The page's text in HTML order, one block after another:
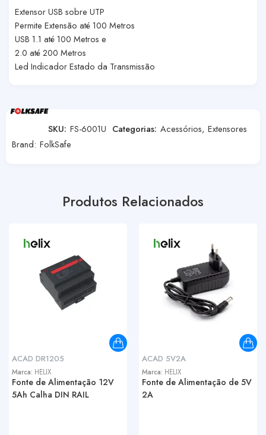
Extensor USB sobre UTP
Permite Extensão até 100 Metros
USB 1.1 até 100 Metros e
2.0 até 200 Metros
Led Indicador Estado da Transmissão
SKU: FS-6001U Categorias: Acessórios, Extensores
Brand: FolkSafe
Produtos Relacionados
ACAD DR1205
Marca: HELIX
Fonte de Alimentação 12V
5Ah Calha DIN RAIL
ACAD 5V2A
Marca: HELIX
Fonte de Alimentação de 5V
2A